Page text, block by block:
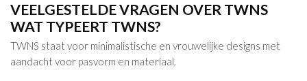
VEELGESTELDE VRAGEN OVER TWNS
WAT TYPEERT TWNS?
TWNS staat voor minimalistische en vrouwelijke designs met
aandacht voor pasvorm en materiaal.